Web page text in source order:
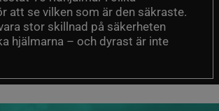
att se vilken som är den säkraste.
stor skillnad på säkerheten
hjälmarna – och dyrast är inte